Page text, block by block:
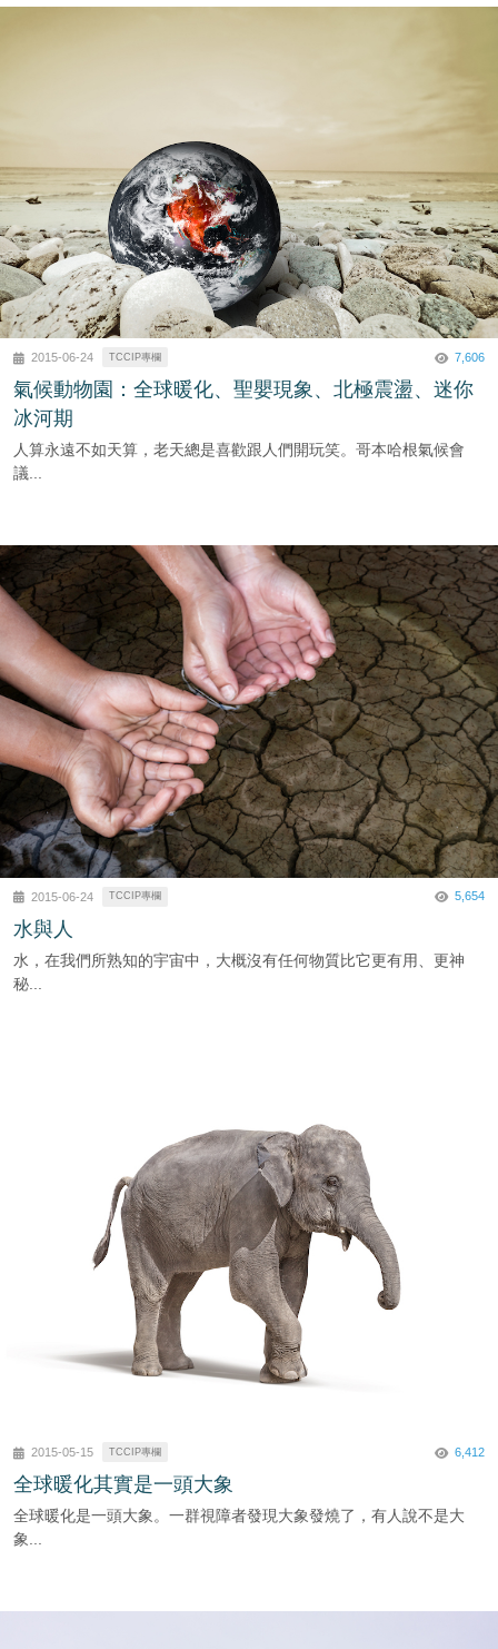
2015-06-24 TCCIP專欄 7,606
氣候動物園：全球暖化、聖嬰現象、北極震盪、迷你
冰河期
人算永遠不如天算，老天總是喜歡跟人們開玩笑。哥本哈根氣候會
議...
2015-06-24 TCCIP專欄 5,654
水與人
水，在我們所熟知的宇宙中，大概沒有任何物質比它更有用、更神
秘...
2015-05-15 TCCIP專欄 6,412
全球暖化其實是一頭大象
全球暖化是一頭大象。一群視障者發現大象發燒了，有人說不是大
象...